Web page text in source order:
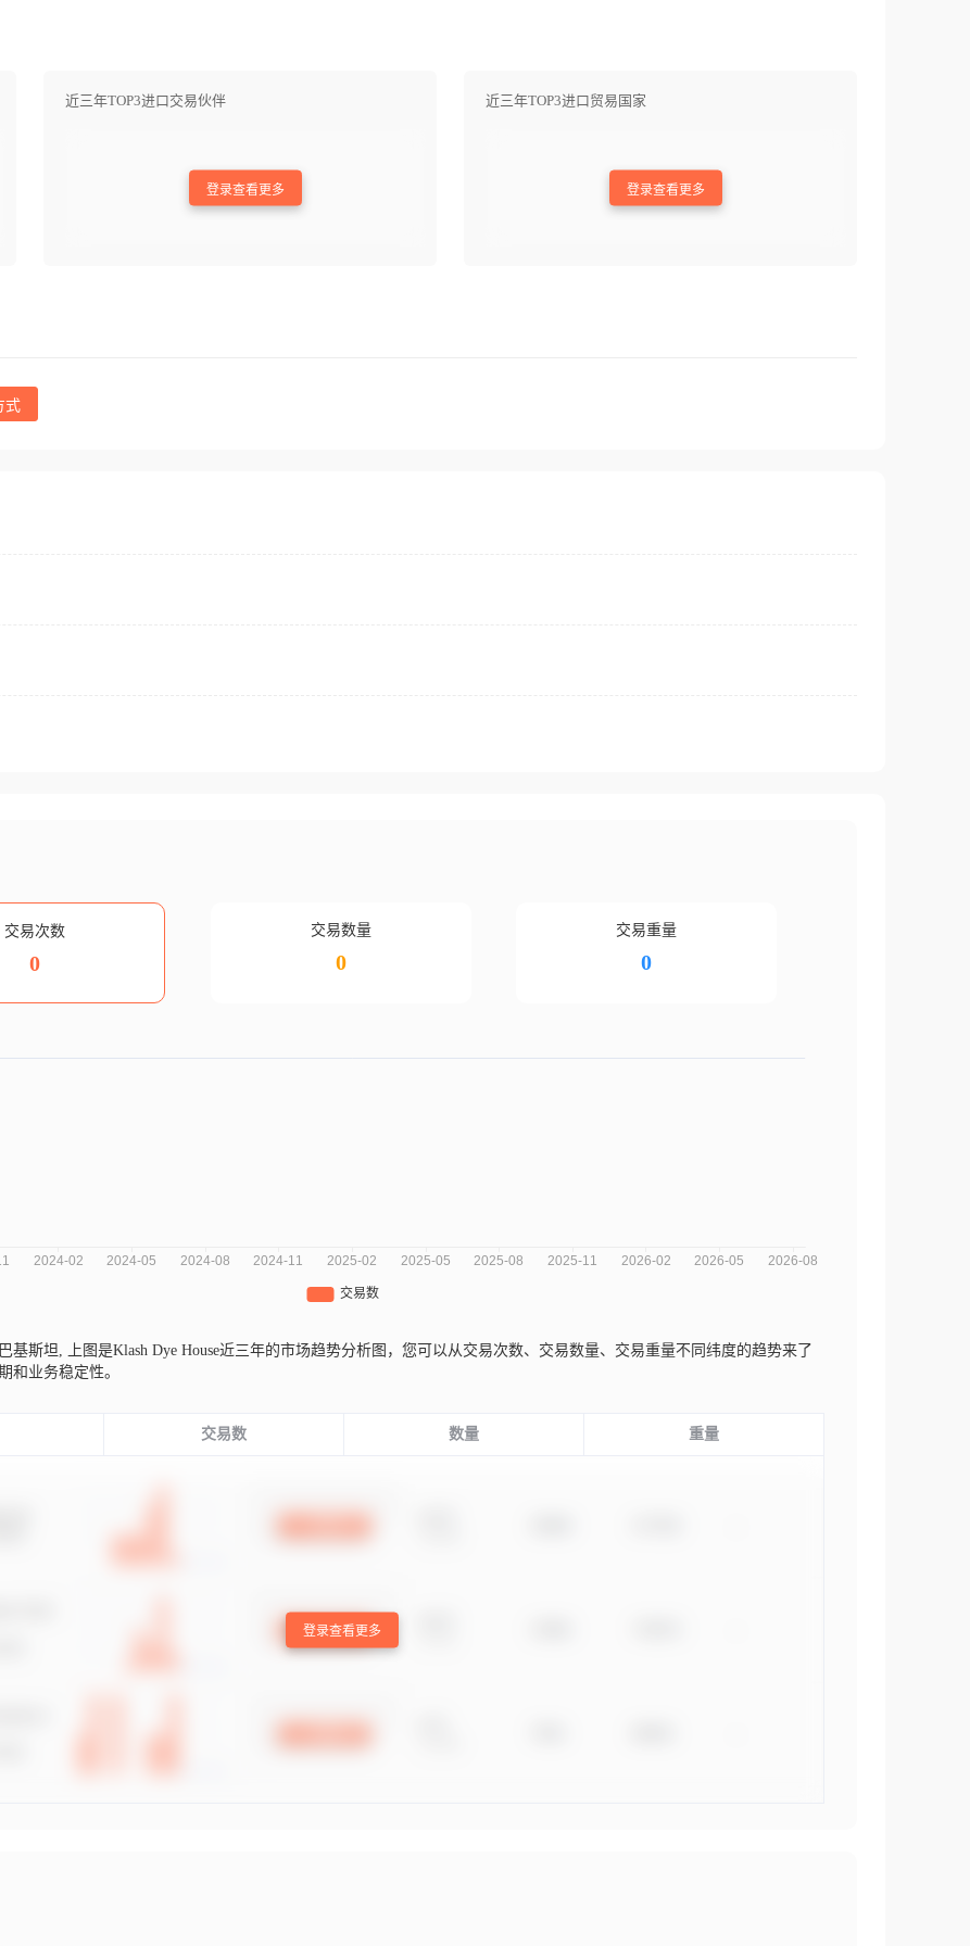
近三年TOP3进口交易伙伴
登录查看更多
近三年TOP3进口贸易国家
登录查看更多
式
交易次数
0
交易数量
0
交易重量
0
基斯坦,
上图是Klash Dye House近三年的市场趋势分析图，您可以从交易次数、交易数量、交易重量不同纬度的趋势来了
和业务稳定性。
交易数 数量 重量
登录查看更多